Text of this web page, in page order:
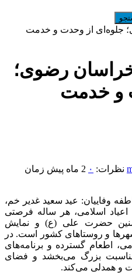
رضوی؛
و خدمت
نظرات: ۰ 2 ماه پیش
زمان
وفاییان: عید سعید غدیر خم،
اعیاد اسلامی، هر ساله فرصتی
حضرت علی (ع) و نمایش
و روستاهای کشور است. در
اطعام گسترده و برنامه‌های
مناسبت بزرگ می‌بخشد و فضای
و همدلی می‌کند.